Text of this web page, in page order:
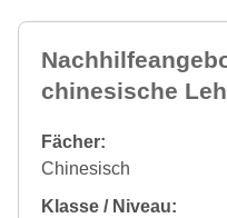
chinesische
Fächer:
Chinesisch
Klasse / Niveau: